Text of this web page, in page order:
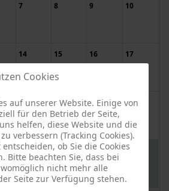
7 8 9 10
14 15 16 17
21 22 23 24
28 29 30 1
Cookies
auf unserer Website. Einige von
für den Betrieb der Seite,
helfen, diese Website und die
verbessern (Tracking Cookies).
ob Sie die Cookies
Bitte beachten Sie, dass bei
nicht mehr alle
Seite zur Verfügung stehen.